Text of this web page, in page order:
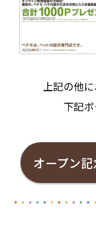
上記の他
下記
オープン